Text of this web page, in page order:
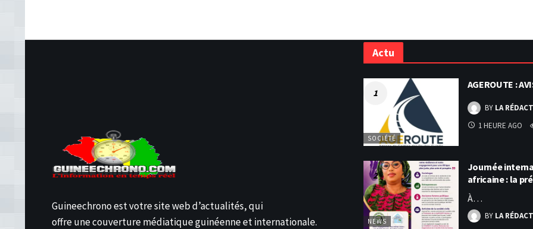
Guineechrono est votre site web d’actualités, qui
offre une couverture médiatique guinéenne et internationale.
Actu
SOCIÉTÉ
AGEROUTE :
BY LA
1 HEURE AGO
NEWS
Journée
africaine : la
À…
BY LA